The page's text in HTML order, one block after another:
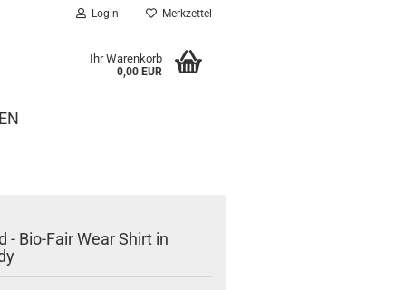
Login Merkzettel
Ihr Warenkorb
0,00 EUR
- Bio-Fair Wear Shirt in